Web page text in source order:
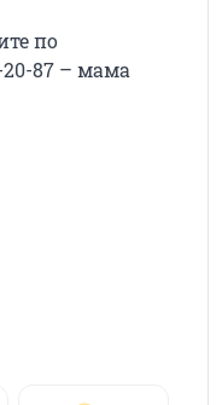
по
20-87 – мама